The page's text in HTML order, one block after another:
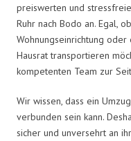
preiswerten und
Ruhr nach Bodo an. Egal,
Wohnungseinrichtung
Hausrat transportieren
kompetenten Team zur
Wir wissen, dass ein
verbunden sein kann.
sicher und unversehrt an